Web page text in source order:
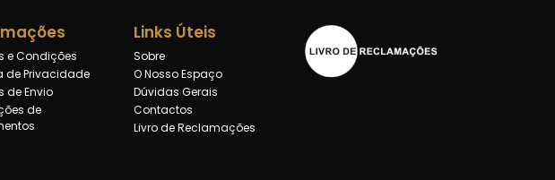
e Condições
de Privacidade
de Envio
de
Links Úteis
Sobre
O Nosso Espaço
Dúvidas Gerais
Contactos
Livro de Reclamações